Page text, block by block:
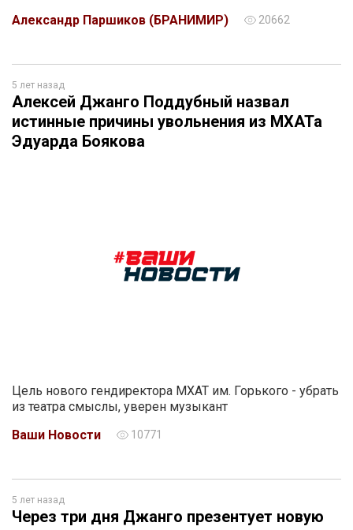
Александр Паршиков (БРАНИМИР)
20662
5 лет назад
Алексей Джанго Поддубный назвал
истинные причины увольнения из МХАТа
Эдуарда Боякова
Цель нового гендиректора МХАТ им. Горького - убрать
из театра смыслы, уверен музыкант
Ваши Новости
10771
5 лет назад
Через три дня Джанго презентует новую